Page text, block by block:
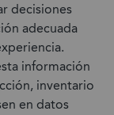
decisiones
adecuada
información
inventario
en datos